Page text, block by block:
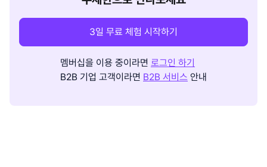
3일 무료 체험 시작하기
멤버십을 이용 중이라면 로그인 하기
B2B 기업 고객이라면 B2B 서비스 안내